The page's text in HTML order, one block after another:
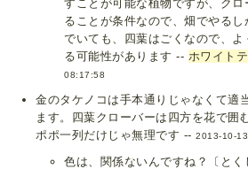
すことが可能な植物ですが、ク
ることが条件なので、畑でやる
でいても、四葉はごくなので、
る可能性があります -- ホワイト
08:17:58
金のタケノコは手本通りじゃなくて適
ます。四葉クローバーは四方を花で囲
ポポ一列だけじゃ無理です --2013-10-
色は、関係ないんですね？〔とく